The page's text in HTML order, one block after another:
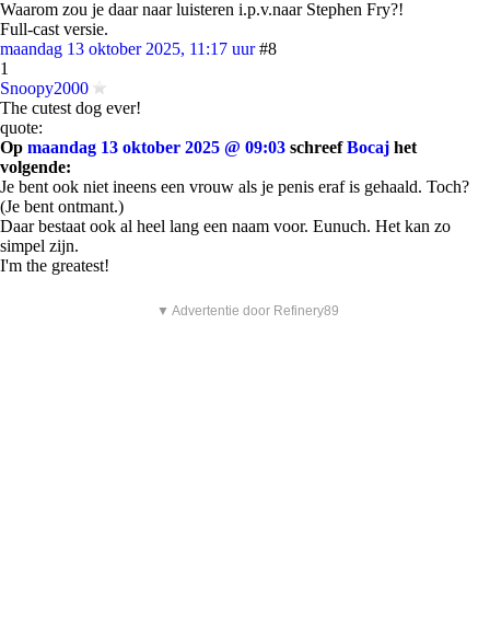
Waarom zou je daar naar luisteren i.p.v.naar Stephen Fry?!
Full-cast versie.
maandag 13 oktober 2025, 11:17 uur #8
1
Snoopy2000
The cutest dog ever!
quote:
Op maandag 13 oktober 2025 @ 09:03 schreefBocaj het
volgende:
Je bent ook niet ineens een vrouw als je penis eraf is gehaald. Toch?
(Je bent ontmant.)
Daar bestaat ook al heel lang een naam voor. Eunuch. Het kan zo
simpel zijn.
I'm the greatest!
▼ Advertentie door Refinery89